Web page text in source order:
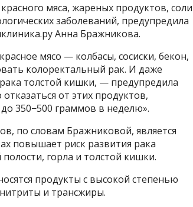
мяса, жареных продуктов, соли
заболеваний, предупредила
Анна Бражникова.
мясо — колбасы, сосиски, бекон,
колоректальный рак. И даже
толстой кишки, — предупредила
от этих продуктов,
350−500 граммов в неделю».
по словам Бражниковой, является
повышает риск развития рака
горла и толстой кишки.
продукты с высокой степенью
и трансжиры.